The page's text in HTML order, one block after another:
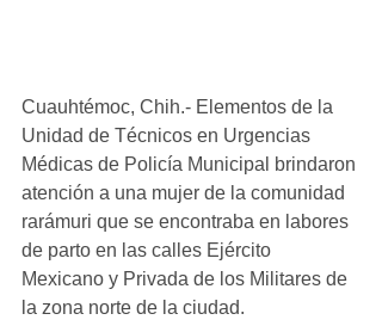
Cuauhtémoc, Chih.- Elementos de la
Unidad de Técnicos en Urgencias
Médicas de Policía Municipal brindaron
atención a una mujer de la comunidad
rarámuri que se encontraba en labores
de parto en las calles Ejército
Mexicano y Privada de los Militares de
la zona norte de la ciudad.